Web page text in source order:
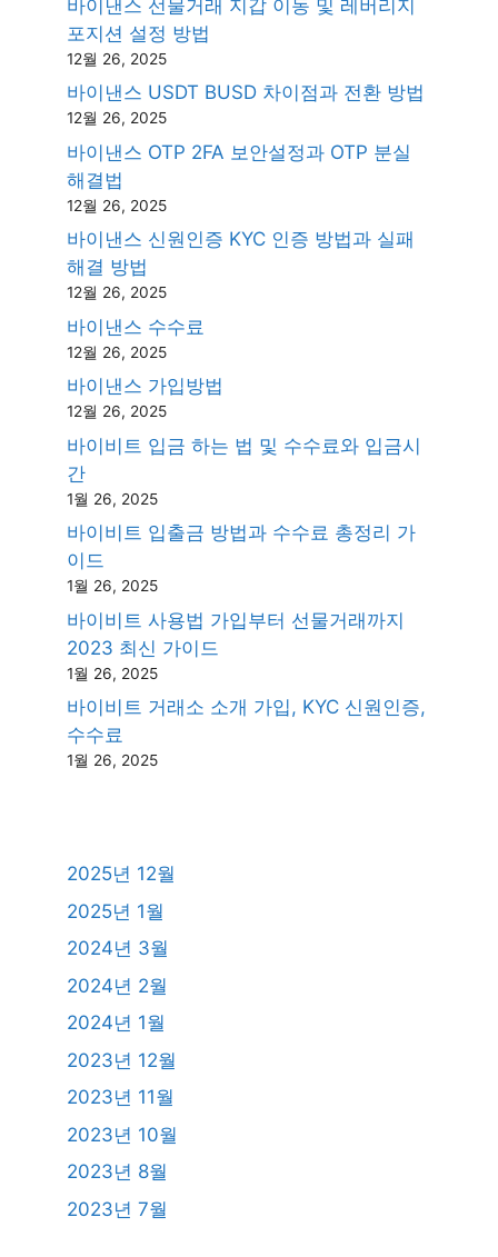
바이낸스 선물거래 지갑 이동 및 레버리지
포지션 설정 방법
12월 26, 2025
바이낸스 USDT BUSD 차이점과 전환 방법
12월 26, 2025
바이낸스 OTP 2FA 보안설정과 OTP 분실
해결법
12월 26, 2025
바이낸스 신원인증 KYC 인증 방법과 실패
해결 방법
12월 26, 2025
바이낸스 수수료
12월 26, 2025
바이낸스 가입방법
12월 26, 2025
바이비트 입금 하는 법 및 수수료와 입금시
간
1월 26, 2025
바이비트 입출금 방법과 수수료 총정리 가
이드
1월 26, 2025
바이비트 사용법 가입부터 선물거래까지
2023 최신 가이드
1월 26, 2025
바이비트 거래소 소개 가입, KYC 신원인증,
수수료
1월 26, 2025
2025년 12월
2025년 1월
2024년 3월
2024년 2월
2024년 1월
2023년 12월
2023년 11월
2023년 10월
2023년 8월
2023년 7월